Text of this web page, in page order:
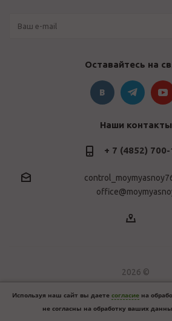
Оставайтесь на
Наши контакты
+ 7 (4852) 700-
2026 ©
Используя наш сайт вы даете согласие на
не согласны на обработку ваших